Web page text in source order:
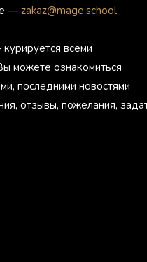
— zakaz@mage.school
всеми
можете ознакомиться
последними новостями
отзывы, пожелания,